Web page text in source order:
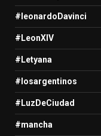
#leonardoDavinci
#LeonXIV
#Letyana
#losargentinos
#LuzDeCiudad
#mancha